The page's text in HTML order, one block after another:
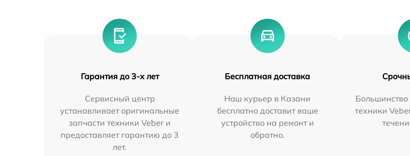
Гарантия до 3-х лет
Сервисный центр
устанавливает оригинальные
запчасти техники Veber и
предоставляет гарантию до 3
лет.
Бесплатная доставка
Наш курьер в Казани
бесплатно доставит ваше
устройство на ремонт и
обратно.
Большинство
техники